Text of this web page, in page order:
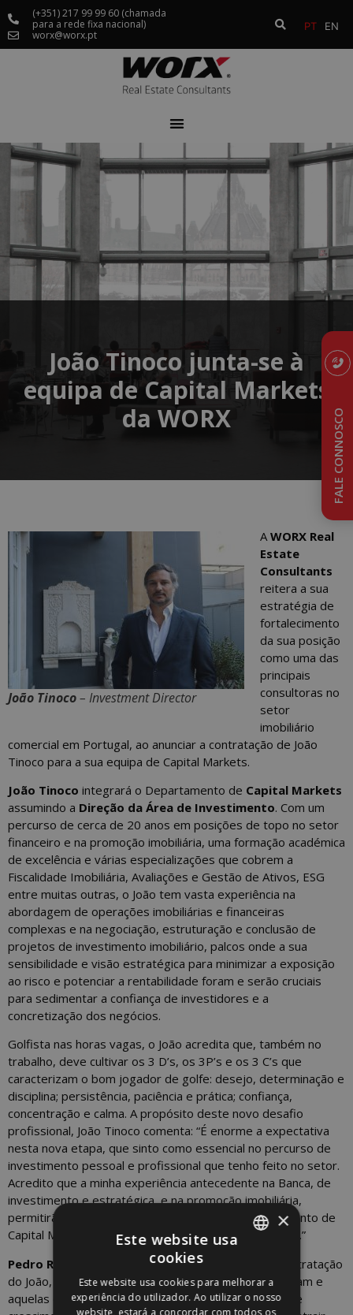
(+351) 217 99 99 60 (chamada
para a rede fixa nacional)
worx@worx.pt
PT EN
FALE CONNOSCO
João Tinoco junta-se à
equipa de Capital Markets
da WORX
João Tinoco– Investment Director
A WORX Real
Estate
Consultants
reitera a sua
estratégia de
fortalecimento
da sua posição
como uma das
principais
consultoras no
setor
imobiliário
comercial em Portugal, ao anunciar a contratação de João
Tinoco para a sua equipa de Capital Markets.
João Tinoco integrará o Departamento de Capital Markets
assumindo a Direção da Área de Investimento. Com um
percurso de cerca de 20 anos em posições de topo no setor
financeiro e na promoção imobiliária, uma formação académica
de excelência e várias especializações que cobrem a
Fiscalidade Imobiliária, Avaliações e Gestão de Ativos, ESG
entre muitas outras, o João tem vasta experiência na
abordagem de operações imobiliárias e financeiras
complexas e na negociação, estruturação e conclusão de
projetos de investimento imobiliário, palcos onde a sua
sensibilidade e visão estratégica para minimizar a exposição
ao risco e potenciar a rentabilidade foram e serão cruciais
para sedimentar a confiança de investidores e a
concretização dos negócios.
Golfista nas horas vagas, o João acredita que, também no
trabalho, deve cultivar os 3 D’s, os 3P’s e os 3 C’s que
caracterizam o bom jogador de golfe: desejo, determinação e
disciplina; persistência, paciência e prática; confiança,
concentração e calma. A propósito deste novo desafio
profissional, João Tinoco comenta: “É enorme a expectativa
nesta nova etapa, que sinto como essencial no percurso de
investimento pessoal e profissional que tenho feito no setor.
Acredito que a minha experiência antecedente na Banca, de
investimento e estratégica, e na promoção imobiliária,
permitirão criar um valor acrescentado no Departamento de
Capital Markets e, sobretudo, nos respetivos clientes.”
Pedro Rutkowski
CEO da WORX, afirma que “A contratação
do João, bem como as contratações que o antecederam e
aquelas que se lhe seguirão, evidenciam a dinâmica de
ENGLISH
×
Este website usa
cookies
Este website usa cookies para melhorar a
experiência do utilizador. Ao utilizar o nosso
website, estará a concordar com todos os